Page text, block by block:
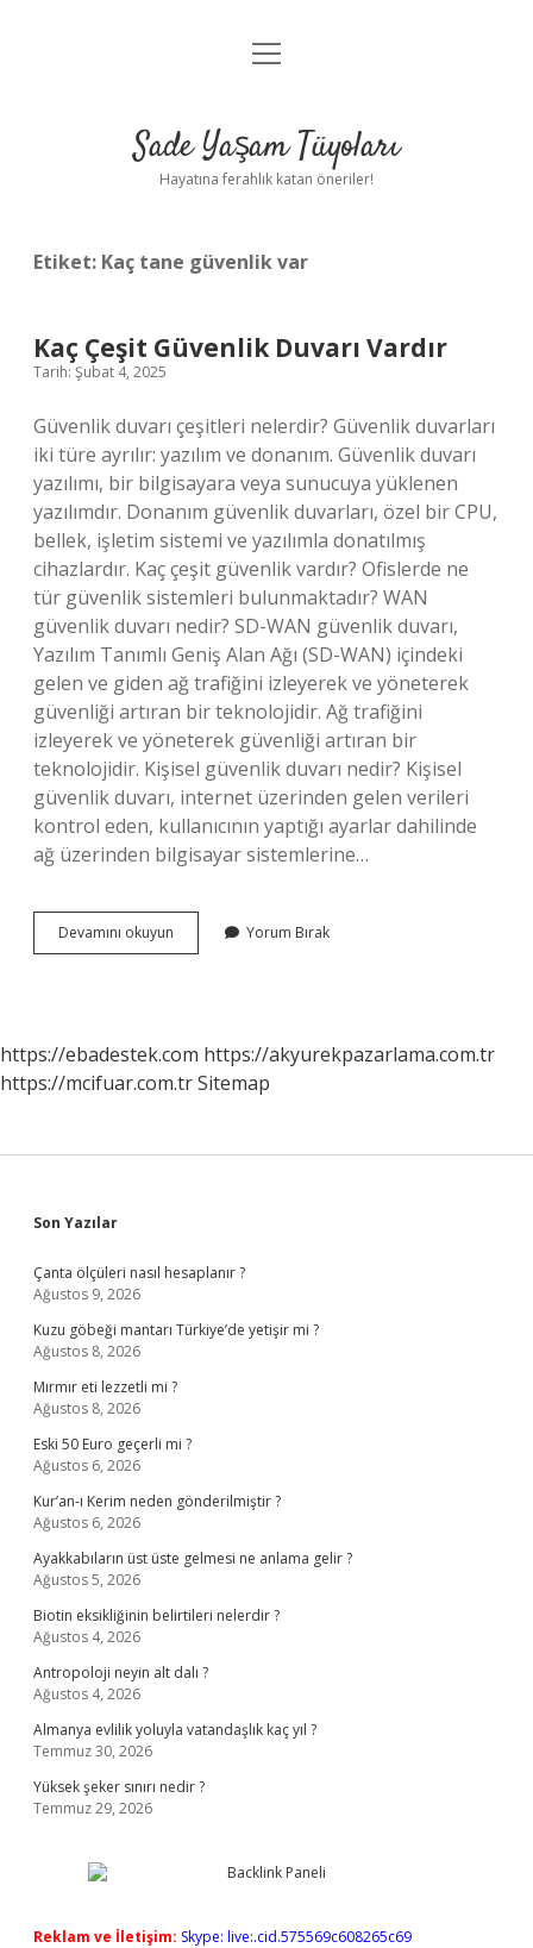
Anasayfa
Yasal Uyarı
menüyü
Sade Yaşam Tüyoları
Hayatına ferahlık katan öneriler!
Etiket: Kaç tane güvenlik var
Kaç Çeşit Güvenlik Duvarı Vardır
Tarih: Şubat 4, 2025
Güvenlik duvarı çeşitleri nelerdir? Güvenlik duvarları
iki türe ayrılır: yazılım ve donanım. Güvenlik duvarı
yazılımı, bir bilgisayara veya sunucuya yüklenen
yazılımdır. Donanım güvenlik duvarları, özel bir CPU,
bellek, işletim sistemi ve yazılımla donatılmış
cihazlardır. Kaç çeşit güvenlik vardır? Ofislerde ne
tür güvenlik sistemleri bulunmaktadır? WAN
güvenlik duvarı nedir? SD-WAN güvenlik duvarı,
Yazılım Tanımlı Geniş Alan Ağı (SD-WAN) içindeki
gelen ve giden ağ trafiğini izleyerek ve yöneterek
güvenliği artıran bir teknolojidir. Ağ trafiğini
izleyerek ve yöneterek güvenliği artıran bir
teknolojidir. Kişisel güvenlik duvarı nedir? Kişisel
güvenlik duvarı, internet üzerinden gelen verileri
kontrol eden, kullanıcının yaptığı ayarlar dahilinde
ağ üzerinden bilgisayar sistemlerine…
Devamını okuyun
Çeşit
Yorum Bırak
https://ebadestek.com https://akyurekpazarlama.com.tr
https://mcifuar.com.trSitemap
Sidebar
Son Yazılar
Çanta ölçüleri nasıl hesaplanır ?
Ağustos 9, 2026
Kuzu göbeği mantarı Türkiye’de yetişir mi ?
Ağustos 8, 2026
Mırmır eti lezzetli mi ?
Ağustos 8, 2026
Eski 50 Euro geçerli mi ?
Ağustos 6, 2026
Kur’an-ı Kerim neden gönderilmiştir ?
Ağustos 6, 2026
Ayakkabıların üst üste gelmesi ne anlama gelir ?
Ağustos 5, 2026
Biotin eksikliğinin belirtileri nelerdir ?
Ağustos 4, 2026
Antropoloji neyin alt dalı ?
Ağustos 4, 2026
Almanya evlilik yoluyla vatandaşlık kaç yıl ?
Temmuz 30, 2026
Yüksek şeker sınırı nedir ?
Temmuz 29, 2026
Reklam ve İletişim: Skype: live:.cid.575569c608265c69